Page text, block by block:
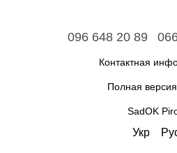
096 648 20 89
Контактная
Полная
SadOK
Укр